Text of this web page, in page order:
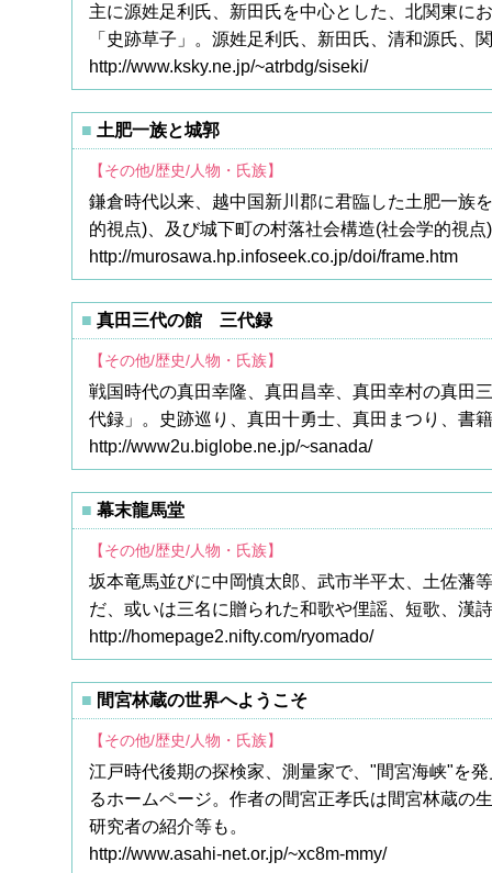
主に源姓足利氏、新田氏を中心とした、北関東に
「史跡草子」。源姓足利氏、新田氏、清和源氏、
http://www.ksky.ne.jp/~atrbdg/siseki/
土肥一族と城郭
【その他/歴史/人物・氏族】
鎌倉時代以来、越中国新川郡に君臨した土肥一族
的視点)、及び城下町の村落社会構造(社会学的視
http://murosawa.hp.infoseek.co.jp/doi/frame.htm
真田三代の館 三代録
【その他/歴史/人物・氏族】
戦国時代の真田幸隆、真田昌幸、真田幸村の真
代録」。史跡巡り、真田十勇士、真田まつり、書
http://www2u.biglobe.ne.jp/~sanada/
幕末龍馬堂
【その他/歴史/人物・氏族】
坂本竜馬並びに中岡慎太郎、武市半平太、土佐藩
だ、或いは三名に贈られた和歌や俚謡、短歌、漢
http://homepage2.nifty.com/ryomado/
間宮林蔵の世界へようこそ
【その他/歴史/人物・氏族】
江戸時代後期の探検家、測量家で、"間宮海峡"を
るホームページ。作者の間宮正孝氏は間宮林蔵の
研究者の紹介等も。
http://www.asahi-net.or.jp/~xc8m-mmy/